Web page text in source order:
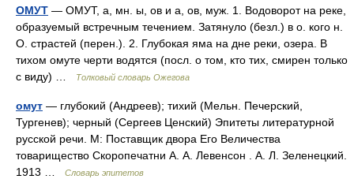
ОМУТ — ОМУТ, а, мн. ы, ов и а, ов, муж. 1. Водоворот на реке,
образуемый встречным течением. Затянуло (безл.) в о. кого н.
О. страстей (перен.). 2. Глубокая яма на дне реки, озера. В
тихом омуте черти водятся (посл. о том, кто тих, смирен только
с виду) …
Толковый словарь Ожегова
омут — глубокий (Андреев); тихий (Мельн. Печерский,
Тургенев); черный (Сергеев Ценский) Эпитеты литературной
русской речи. М: Поставщик двора Его Величества
товарищество Скоропечатни А. А. Левенсон . А. Л. Зеленецкий.
1913 …
Словарь эпитетов